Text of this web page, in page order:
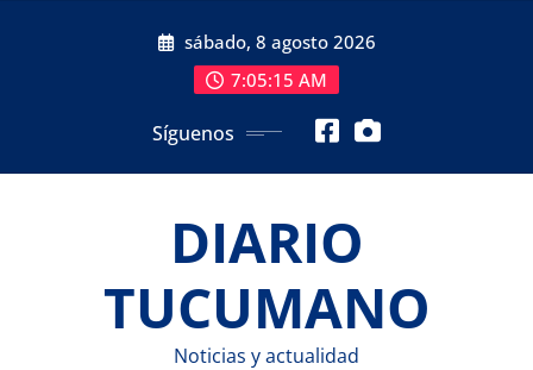
sábado, 8 agosto 2026
7:05:16 AM
Síguenos
DIARIO
TUCUMANO
Noticias y actualidad